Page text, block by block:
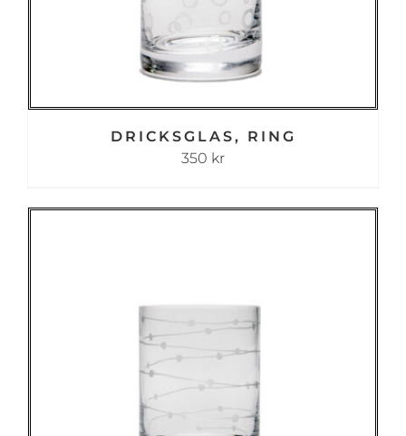
DRICKSGLAS, RING
350 kr